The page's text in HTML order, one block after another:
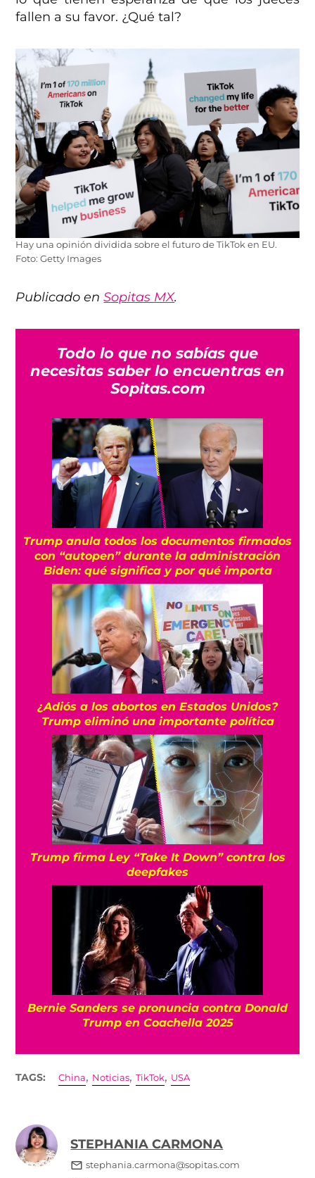
fallen a su favor. ¿Qué tal?
Hay una opinión dividida sobre el futuro de TikTok en EU.
Foto: Getty Images
Publicado enSopitas MX.
Todo lo que no sabías que
necesitas saber lo encuentras en
Sopitas.com
Trump anula todos los documentos firmados
con “autopen” durante la administración
Biden: qué significa y por qué importa
¿Adiós a los abortos en Estados Unidos?
Trump eliminó una importante política
Trump firma Ley “Take It Down” contra los
deepfakes
Bernie Sanders se pronuncia contra Donald
Trump en Coachella 2025
TAGS: China, Noticias,TikTok, USA
STEPHANIA CARMONA
stephania.carmona@sopitas.com